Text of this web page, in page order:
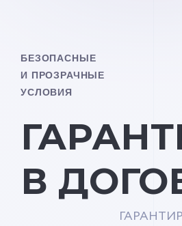
БЕЗОПАСНЫЕ
И ПРОЗРАЧНЫЕ
УСЛОВИЯ
В